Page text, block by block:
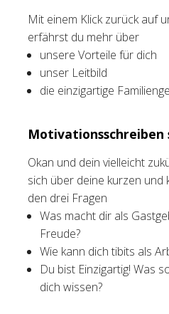
Mit einem Klick zurück auf
erfährst du mehr über
unsere Vorteile für dich
unser Leitbild
die einzigartige
Motivationsschreiben
Okan und dein vielleicht
sich über deine kurzen und
den drei Fragen
Was macht dir als
Freude?
Wie kann dich tibits als
Du bist Einzigartig! Was
dich wissen?